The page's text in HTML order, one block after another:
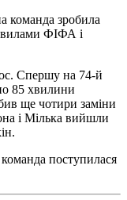
команда зробила
ФІФА і
Спершу на 74-й
85 хвилини
ще чотири заміни
і Мілька вийшли
поступилася